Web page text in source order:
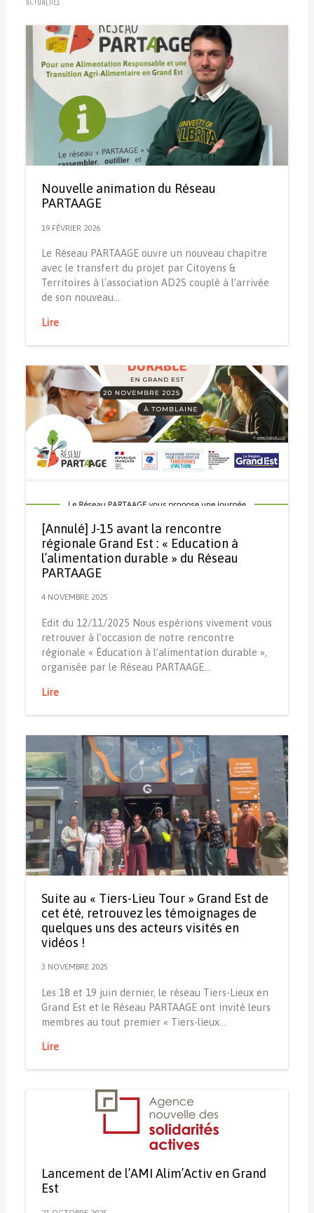
Nouvelle animation du Réseau
PARTAAGE
19 FÉVRIER 2026
Le Réseau PARTAAGE ouvre un nouveau chapitre
avec le transfert du projet par Citoyens &
Territoires à l'association AD2S couplé à l’arrivée
de son nouveau…
Lire
[Annulé] J-15 avant la rencontre
régionale Grand Est : « Education à
l’alimentation durable » du Réseau
PARTAAGE
4 NOVEMBRE 2025
Edit du 12/11/2025 Nous espérions vivement vous
retrouver à l’occasion de notre rencontre
régionale « Éducation à l’alimentation durable »,
organisée par le Réseau PARTAAGE…
Lire
Suite au « Tiers-Lieu Tour » Grand Est de
cet été, retrouvez les témoignages de
quelques uns des acteurs visités en
vidéos !
3 NOVEMBRE 2025
Les 18 et 19 juin dernier, le réseau Tiers-Lieux en
Grand Est et le Réseau PARTAAGE ont invité leurs
membres au tout premier « Tiers-lieux…
Lire
Lancement de l’AMI Alim’Activ en Grand
Est